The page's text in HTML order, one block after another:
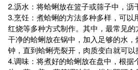
2.沥水：将蛤蜊放在篮子或筛子中，沥
3.烹饪：煮蛤蜊的方法多种多样，可以
红烧等多种方式制作。其中，最常见
干净的蛤蜊放在锅中，加入足够的水
钟，直到蛤蜊壳裂开，肉质变白就可以
4.调味：将煮好的蛤蜊放在盘中，根据